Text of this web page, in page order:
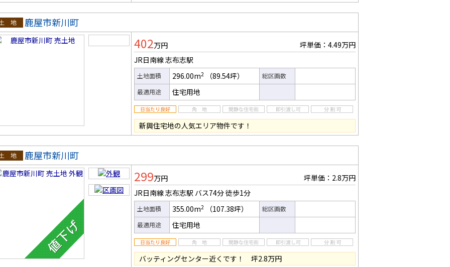
地
鹿屋市新川町
402万円
坪単価：4.49万円
JR日南線 志布志駅
土地面積 296.00m2 （89.54坪）
総区画数
最適用途
住宅用地
新興住宅地の人気エリア物件です！
地
鹿屋市新川町
299万円
坪単価：2.8万円
JR日南線 志布志駅 バス74分徒歩1分
土地面積 355.00m2 （107.38坪）
総区画数
最適用途
住宅用地
バッティングセンター近くです！ 坪2.8万円